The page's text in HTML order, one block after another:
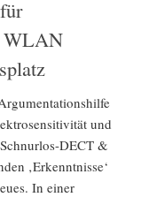
WLAN
und
DECT &
‚Erkenntnisse‘
In einer